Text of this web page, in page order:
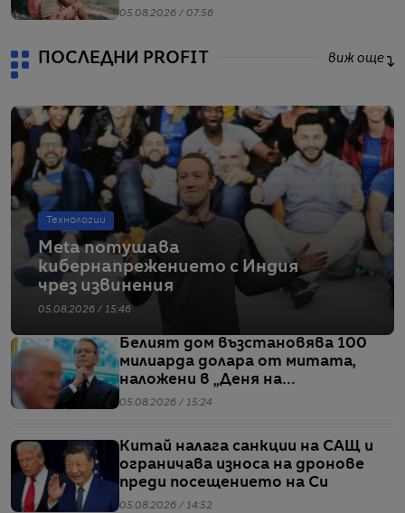
проучване
05.08.2026 / 07:56
ПОСЛЕДНИ PROFIT виж още
Технологии
Meta потушава
кибернапрежението с Индия
чрез извинения
05.08.2026 / 15:46
Белият дом възстановява 100
милиарда долара от митата,
наложени в „Деня на
освобождението“
05.08.2026 / 15:24
Китай налага санкции на САЩ и
ограничава износа на дронове
преди посещението на Си
05.08.2026 / 14:52